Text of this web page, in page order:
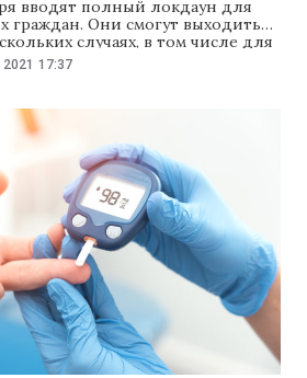
вводят полный локдаун для
граждан. Они смогут выходить
случаях, в том числе для
затронет около 2 млн жителей
ноября РБК. Как отметил канцлер
низкий» уровень
17:37